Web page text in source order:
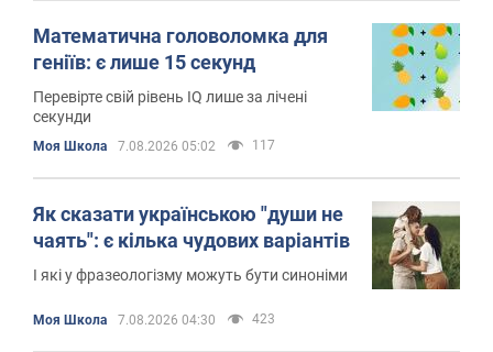
Математична головоломка для
геніїв: є лише 15 секунд
Перевірте свій рівень IQ лише за лічені
секунди
Моя Школа 7.08.2026 05:02 117
Як сказати українською "души не
чаять": є кілька чудових варіантів
І які у фразеологізму можуть бути синоніми
Моя Школа 7.08.2026 04:30 423